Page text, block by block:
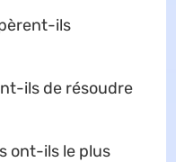
ils
ils de résoudre
ont-ils le plus